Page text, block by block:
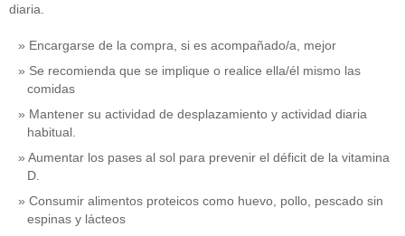
diaria.
Encargarse de la compra, si es acompañado/a, mejor
Se recomienda que se implique o realice ella/él mismo las
comidas
Mantener su actividad de desplazamiento y actividad diaria
habitual.
Aumentar los pases al sol para prevenir el déficit de la vitamina
D.
Consumir alimentos proteicos como huevo, pollo, pescado sin
espinas y lácteos